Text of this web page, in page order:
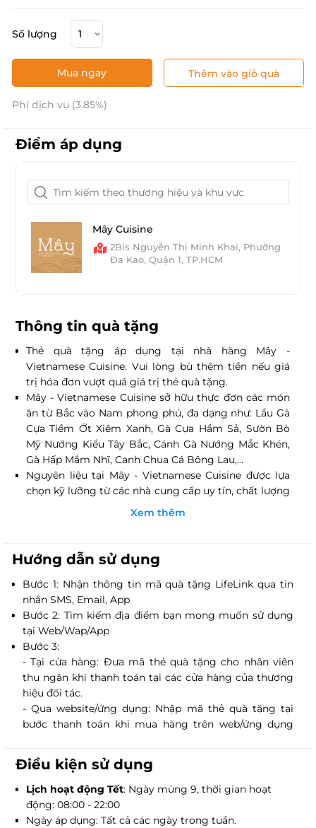
Số lượng
Mua ngay Thêm vào giỏ quà
Phí dịch vụ (3.85%)
Thông tin quà tặng
Thẻ quà tặng áp dụng tại nhà hàng Mây -
Vietnamese Cuisine. Vui lòng bù thêm tiền nếu giá
trị hóa đơn vượt quá giá trị thẻ quà tặng.
Mây - Vietnamese Cuisine sở hữu thực đơn các món
ăn từ Bắc vào Nam phong phú, đa dạng như: Lẩu Gà
Cựa Tiềm Ớt Xiêm Xanh, Gà Cựa Hầm Sả, Sườn Bò
Mỹ Nướng Kiểu Tây Bắc, Cánh Gà Nướng Mắc Khén,
Gà Hấp Mắm Nhĩ, Canh Chua Cá Bông Lau,…
Nguyên liệu tại Mây - Vietnamese Cuisine được lựa
chọn kỹ lưỡng từ các nhà cung cấp uy tín, chất lượng
đảm bảo vệ sinh an toàn thực phẩm.
nghiệp, chu đáo, nhiệt tình, Mây - Vietnamese Cuisine
sẽ mang đến sự hài lòng nhất tới mọi khách hàng.
Xem thêm
Điểm áp dụng
Mây Cuisine
2Bis Nguyễn Thị Minh Khai, Phường
Đa Kao, Quận 1, TP.HCM
Hướng dẫn sử dụng
Bước 1: Nhận thông tin mã quà tặng LifeLink qua tin
nhắn SMS, Email, App
Bước 2: Tìm kiếm địa điểm bạn mong muốn sử dụng
tại Web/Wap/App
Bước 3:
- Tại cửa hàng: Đưa mã thẻ quà tặng cho nhân viên
thu ngân khi thanh toán tại các cửa hàng của thương
hiệu đối tác.
- Qua website/ứng dụng: Nhập mã thẻ quà tặng tại
bước thanh toán khi mua hàng trên web/ứng dụng
Điều kiện sử dụng
Lịch hoạt động Tết: Ngày mùng 9, thời gian hoạt
động: 08:00 - 22:00
Ngày áp dụng: Tất cả các ngày trong tuần.